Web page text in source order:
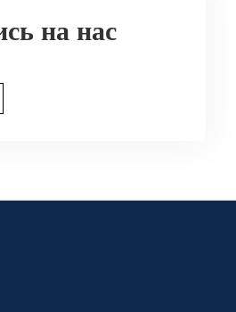
на нас